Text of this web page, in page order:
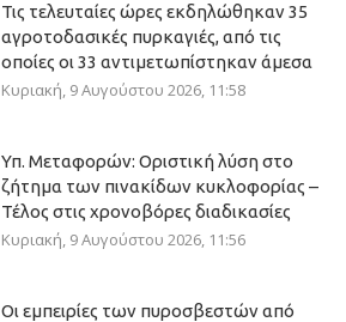
Τις τελευταίες ώρες εκδηλώθηκαν 35
αγροτοδασικές πυρκαγιές, από τις
οποίες οι 33 αντιμετωπίστηκαν άμεσα
Κυριακή, 9 Αυγούστου 2026, 11:58
Υπ. Μεταφορών: Οριστική λύση στο
ζήτημα των πινακίδων κυκλοφορίας –
Τέλος στις χρονοβόρες διαδικασίες
Κυριακή, 9 Αυγούστου 2026, 11:56
Οι εμπειρίες των πυροσβεστών από